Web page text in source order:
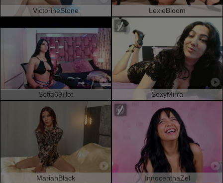
VictorineStone LexieBloom
Sofia69Hot SexyMirra
MariahBlack InnocenthaZel